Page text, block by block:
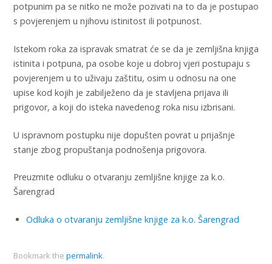
potpunim pa se nitko ne može pozivati na to da je postupao
s povjerenjem u njihovu istinitost ili potpunost.
Istekom roka za ispravak smatrat će se da je zemljišna knjiga
istinita i potpuna, pa osobe koje u dobroj vjeri postupaju s
povjerenjem u to uživaju zaštitu, osim u odnosu na one
upise kod kojih je zabilježeno da je stavljena prijava ili
prigovor, a koji do isteka navedenog roka nisu izbrisani.
U ispravnom postupku nije dopušten povrat u prijašnje
stanje zbog propuštanja podnošenja prigovora.
Preuzmite odluku o otvaranju zemljišne knjige za k.o.
Šarengrad
Odluka o otvaranju zemljišne knjige za k.o. Šarengrad
Bookmark the permalink.